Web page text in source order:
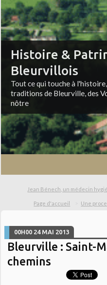
Histoire &
Bleurvillois
Tout ce qui touche à
traditions de Bleurville, des
nôtre
Jean Bénech, un médecin
Page d'accueil Une
00H00 24 MAI 2013
Bleurville : Saint-
chemins